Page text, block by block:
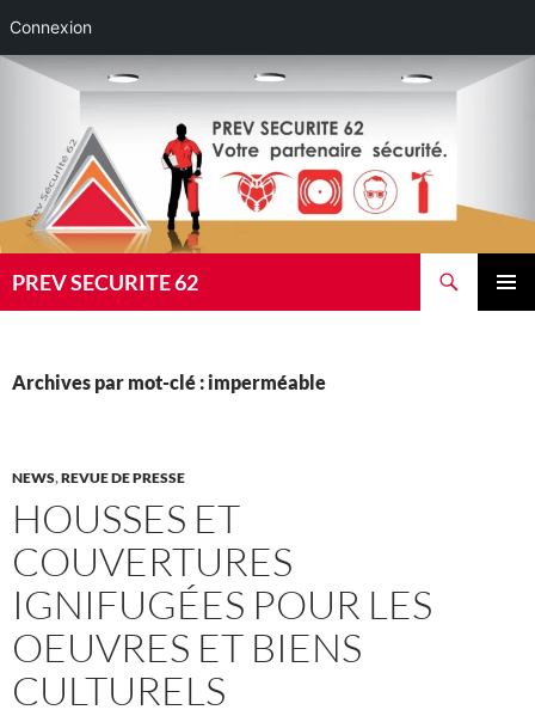
Connexion
Aller
PREV SECURITE 62
Archives par mot-clé : imperméable
NEWS,REVUE DE PRESSE
HOUSSES ET
COUVERTURES
IGNIFUGÉES POUR LES
OEUVRES ET BIENS
CULTURELS